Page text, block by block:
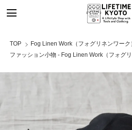
TOP
Fog Linen Work（フォグリネンワーク
ファッション小物 - Fog Linen Work（フォグリ